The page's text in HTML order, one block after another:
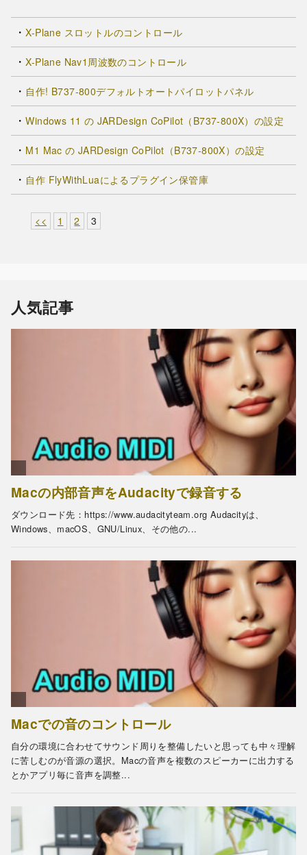
X-Plane スロットルのコントロール
X-Plane Nav1周波数のコントロール
自作! B737-800デフォルトオートパイロットパネル
Windows 11 の JARDesign CoPilot（B737-800X）の設定
M1 Mac の JARDesign CoPilot（B737-800X）の設定
自作 FlyWithLuaによるプラグイン保管庫
<< 1 2 3
人気記事